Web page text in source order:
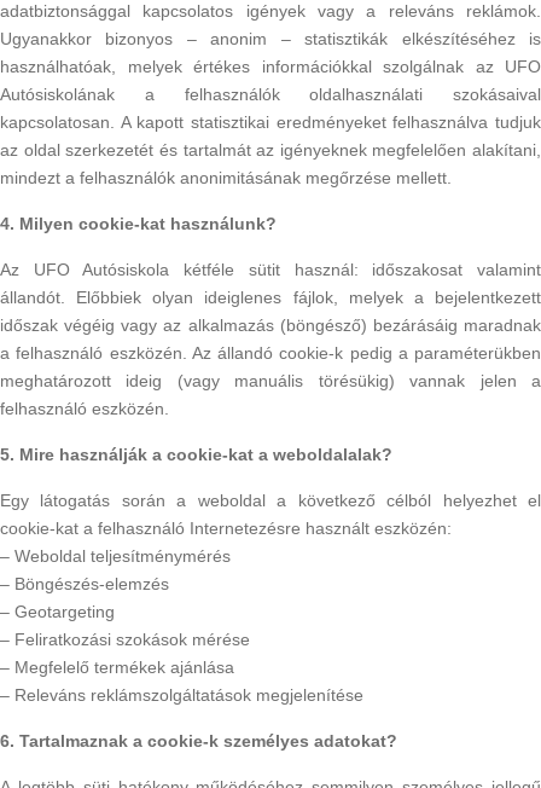
adatbiztonsággal kapcsolatos igények vagy a releváns reklámok.
Ugyanakkor bizonyos – anonim – statisztikák elkészítéséhez is
használhatóak, melyek értékes információkkal szolgálnak az UFO
Autósiskolának a felhasználók oldalhasználati szokásaival
kapcsolatosan. A kapott statisztikai eredményeket felhasználva tudjuk
az oldal szerkezetét és tartalmát az igényeknek megfelelően alakítani,
mindezt a felhasználók anonimitásának megőrzése mellett.
4. Milyen cookie-kat használunk?
Az UFO Autósiskola kétféle sütit használ: időszakosat valamint
állandót. Előbbiek olyan ideiglenes fájlok, melyek a bejelentkezett
időszak végéig vagy az alkalmazás (böngésző) bezárásáig maradnak
a felhasználó eszközén. Az állandó cookie-k pedig a paraméterükben
meghatározott ideig (vagy manuális törésükig) vannak jelen a
felhasználó eszközén.
5. Mire használják a cookie-kat a weboldalalak?
Egy látogatás során a weboldal a következő célból helyezhet el
cookie-kat a felhasználó Internetezésre használt eszközén:
– Weboldal teljesítménymérés
– Böngészés-elemzés
– Geotargeting
– Feliratkozási szokások mérése
– Megfelelő termékek ajánlása
– Releváns reklámszolgáltatások megjelenítése
6. Tartalmaznak a cookie-k személyes adatokat?